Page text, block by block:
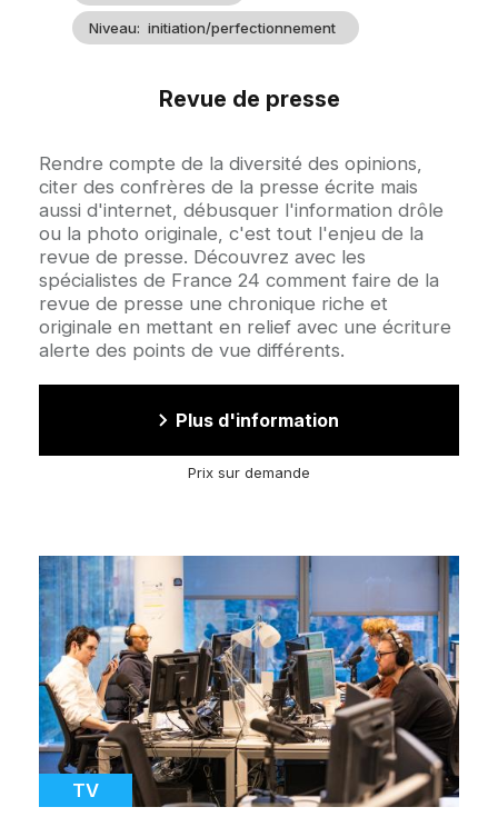
Niveau initiation/perfectionnement
Revue de presse
Accroche
Rendre compte de la diversité des opinions,
citer des confrères de la presse écrite mais
aussi d'internet, débusquer l'information drôle
ou la photo originale, c'est tout l'enjeu de la
revue de presse. Découvrez avec les
spécialistes de France 24 comment faire de la
revue de presse une chronique riche et
originale en mettant en relief avec une écriture
alerte des points de vue différents.
Plus d'information
Prix sur demande
Image
d'illustration
Catégorie
TV